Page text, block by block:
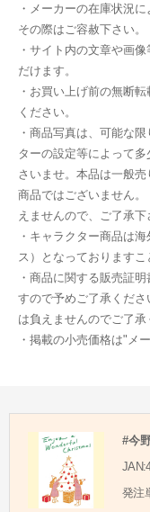
・メーカーの在庫状況
その際はご容赦下さい。
・サイト内の文章や画
だけます。
・お買い上げ前の無断
ください。
・商品写真は、可能な
ターの設定等によって
さいませ。本品は一般
商品ではございません
えませんので、ご了承下
・キャラクター商品は
ス）となっておりますこ
・商品に関する販売証
すので予めご了承くだ
は負えませんのでご了承
・掲載の小売価格は"メ
#今
発注